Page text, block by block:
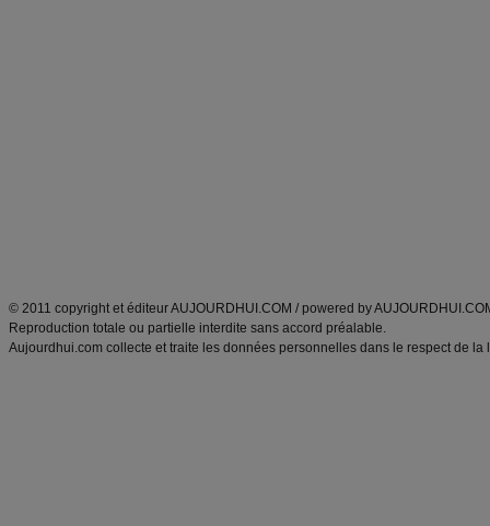
© 2011 copyright et éditeur AUJOURDHUI.COM / powered by
Reproduction totale ou partielle interdite sans accord préalable.
Aujourdhui.com collecte et traite les données personnelles dans le respect de